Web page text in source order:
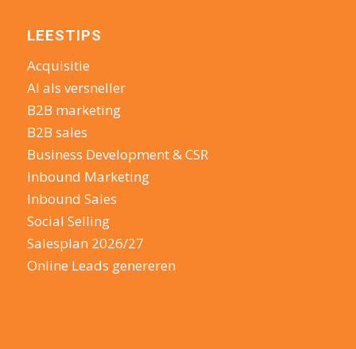
LEESTIPS
Acquisitie
AI als versneller
B2B marketing
B2B sales
Business Development & CSR
Inbound Marketing
Inbound Sales
Social Selling
Salesplan 2026/27
Online Leads genereren